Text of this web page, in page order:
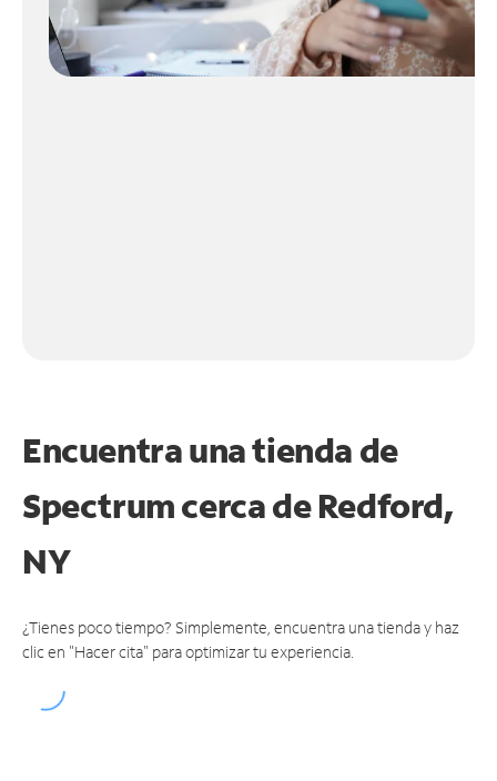
Encuentra una tienda de
Spectrumcerca de Redford,
NY
¿Tienes poco tiempo? Simplemente, encuentra una tienda y haz
clic en "Hacer cita" para optimizar tu experiencia.